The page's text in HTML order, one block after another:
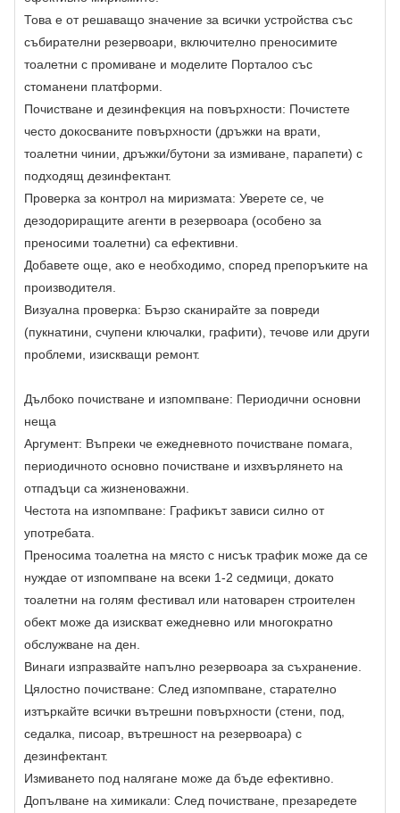
Това е от решаващо значение за всички устройства със
събирателни резервоари, включително преносимите
тоалетни с промиване и моделите Порталоо със
стоманени платформи.
Почистване и дезинфекция на повърхности: Почистете
често докосваните повърхности (дръжки на врати,
тоалетни чинии, дръжки/бутони за измиване, парапети) с
подходящ дезинфектант.
Проверка за контрол на миризмата: Уверете се, че
дезодориращите агенти в резервоара (особено за
преносими тоалетни) са ефективни.
Добавете още, ако е необходимо, според препоръките на
производителя.
Визуална проверка: Бързо сканирайте за повреди
(пукнатини, счупени ключалки, графити), течове или други
проблеми, изискващи ремонт.
Дълбоко почистване и изпомпване: Периодични основни
неща
Аргумент: Въпреки че ежедневното почистване помага,
периодичното основно почистване и изхвърлянето на
отпадъци са жизненоважни.
Честота на изпомпване: Графикът зависи силно от
употребата.
Преносима тоалетна на място с нисък трафик може да се
нуждае от изпомпване на всеки 1-2 седмици, докато
тоалетни на голям фестивал или натоварен строителен
обект може да изискват ежедневно или многократно
обслужване на ден.
Винаги изпразвайте напълно резервоара за съхранение.
Цялостно почистване: След изпомпване, старателно
изтъркайте всички вътрешни повърхности (стени, под,
седалка, писоар, вътрешност на резервоара) с
дезинфектант.
Измиването под налягане може да бъде ефективно.
Допълване на химикали: След почистване, презаредете